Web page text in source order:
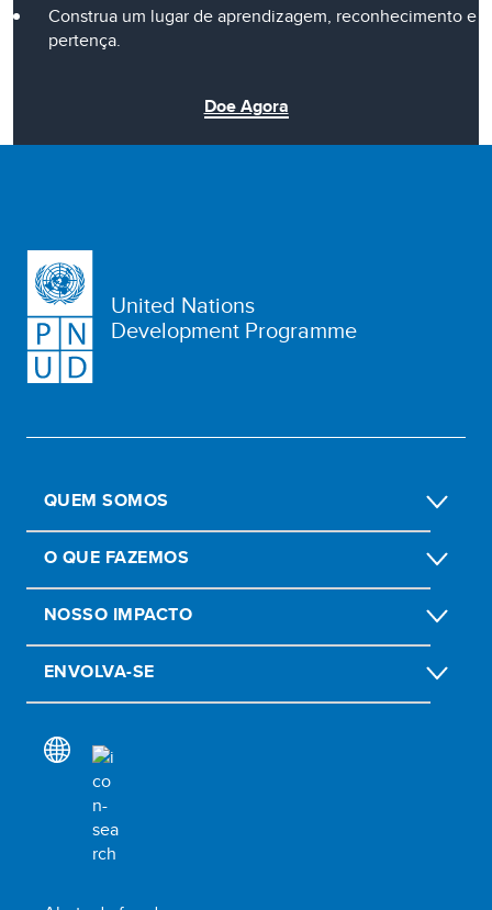
Construa um lugar de aprendizagem, reconhecimento e
pertença.
Doe Agora
United Nations
Development Programme
QUEM SOMOS
O QUE FAZEMOS
NOSSO IMPACTO
ENVOLVA-SE